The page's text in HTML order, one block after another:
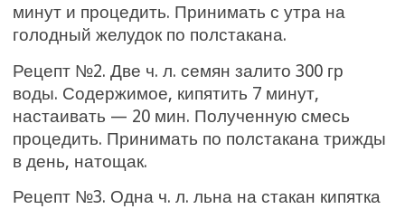
минут и процедить. Принимать с утра на
голодный желудок по полстакана.
Рецепт №2. Две ч. л. семян залито 300 гр
воды. Содержимое, кипятить 7 минут,
настаивать — 20 мин. Полученную смесь
процедить. Принимать по полстакана трижды
в день, натощак.
Рецепт №3. Одна ч. л. льна на стакан кипятка